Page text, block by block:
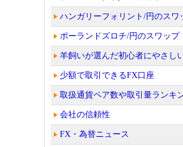
ハンガリーフォリント/円のスワ
ポーランドズロチ/円のスワップ
羊飼いが選んだ初心者にやさし
少額で取引できるFX口座
取扱通貨ペア数や取引量ランキ
会社の信頼性
FX・為替ニュース